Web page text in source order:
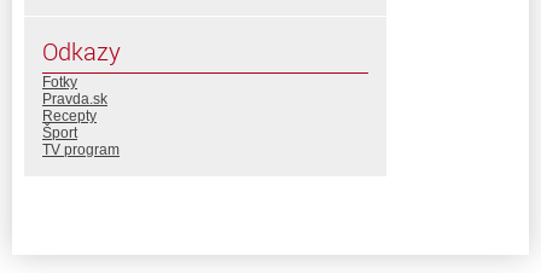
Odkazy
Fotky
Pravda.sk
Recepty
Šport
TV program